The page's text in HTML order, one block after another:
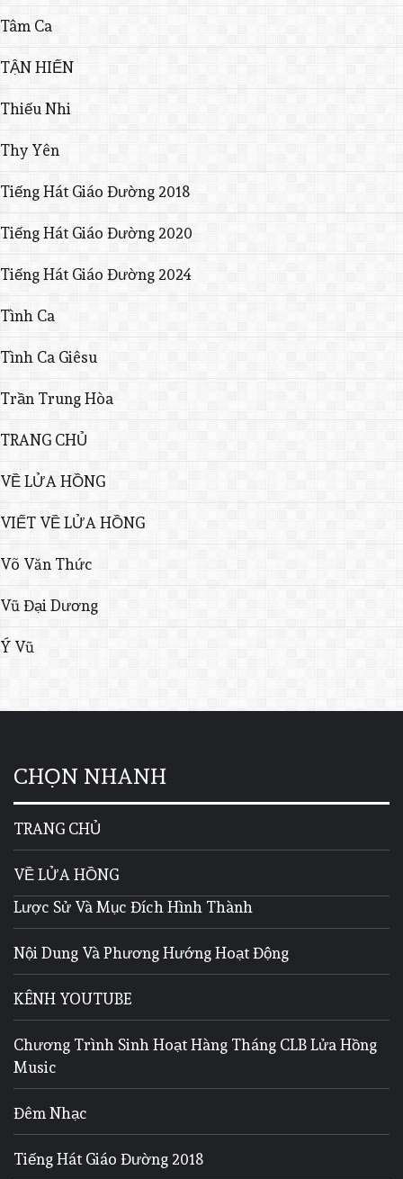
Tâm Ca
TẬN HIẾN
Thiếu Nhi
Thy Yên
Tiếng Hát Giáo Đường 2018
Tiếng Hát Giáo Đường 2020
Tiếng Hát Giáo Đường 2024
Tình Ca
Tình Ca Giêsu
Trần Trung Hòa
TRANG CHỦ
VỀ LỬA HỒNG
VIẾT VỀ LỬA HỒNG
Võ Văn Thức
Vũ Đại Dương
Ý Vũ
CHỌN NHANH
TRANG CHỦ
VỀ LỬA HỒNG
Lược Sử Và Mục Đích Hình Thành
Nội Dung Và Phương Hướng Hoạt Động
KÊNH YOUTUBE
Chương Trình Sinh Hoạt Hàng Tháng CLB Lửa Hồng
Music
Đêm Nhạc
Tiếng Hát Giáo Đường 2018